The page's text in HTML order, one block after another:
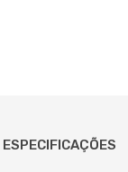
ESPECIFICAÇÕES